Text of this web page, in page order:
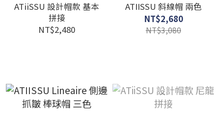
ATiiSSU 設計帽款 基本
拼接
NT$2,480
ATIISSU 斜線帽 兩色
NT$2,680
NT$3,080